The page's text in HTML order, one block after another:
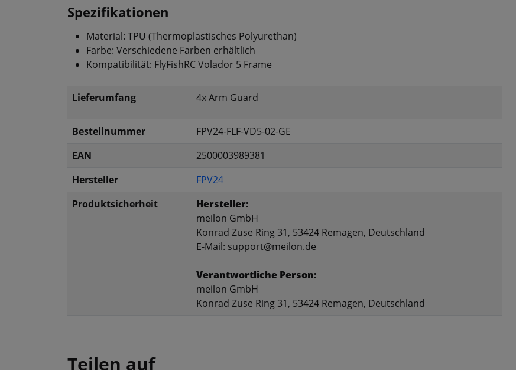
Spezifikationen
Material: TPU (Thermoplastisches Polyurethan)
Farbe: Verschiedene Farben erhältlich
Kompatibilität: FlyFishRC Volador 5 Frame
Lieferumfang 4x Arm Guard
Bestellnummer
FPV24-FLF-VD5-02-GE
EAN
2500003989381
Hersteller
FPV24
Produktsicherheit
Hersteller:
meilon GmbH
Konrad Zuse Ring 31, 53424 Remagen, Deutschland
E-Mail: support@meilon.de
Verantwortliche Person:
meilon GmbH
Konrad Zuse Ring 31, 53424 Remagen, Deutschland
Teilen auf